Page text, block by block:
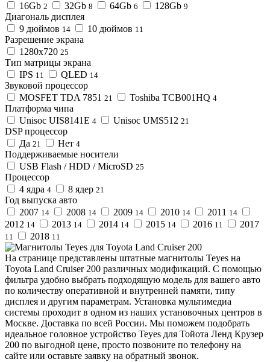
16Gb 2 32Gb 8 64Gb 6 128Gb 9
Диагональ дисплея
9 дюймов 14 10 дюймов 11
Разрешение экрана
1280x720 25
Тип матрицы экрана
IPS 11 QLED 14
Звуковой процессор
MOSFET TDA 7851 21 Toshiba TCB001HQ 4
Платформа чипа
Unisoc UIS8141E 4 Unisoc UMS512 21
DSP процессор
Да 21 Нет 4
Поддерживаемые носители
USB Flash / HDD / MicroSD 25
Процессор
4 ядра 4 8 ядер 21
Год выпуска авто
2007 14 2008 14 2009 14 2010 14 2011 14
2012 14 2013 14 2014 14 2015 14 2016 11 2017
11 2018 11
На странице представлены штатные магнитолы Teyes на
Toyota Land Cruiser 200 различных модификаций. С помощью
фильтра удобно выбрать подходящую модель для вашего авто
по количеству оперативной и внутренней памяти, типу
дисплея и другим параметрам. Установка мультимедиа
системы проходит в одном из наших установочных центров в
Москве. Доставка по всей России. Мы поможем подобрать
идеальное головное устройство Teyes для Тойота Ленд Крузер
200 по выгодной цене, просто позвоните по телефону на
сайте или оставьте заявку на обратный звонок.